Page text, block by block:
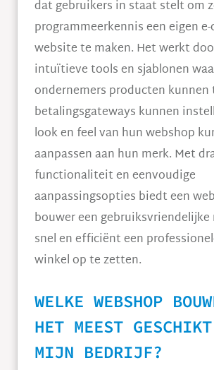
dat gebruikers in staat stelt om
programmeerkennis een eigen
website te maken. Het werkt
intuïtieve tools en sjablonen
ondernemers producten kunnen
betalingsgateways kunnen
look en feel van hun webshop
aanpassen aan hun merk. Met
functionaliteit en eenvoudige
aanpassingsopties biedt een
bouwer een
snel en efficiënt een
winkel op te zetten.
WELKE WEBSHOP
HET MEEST
MIJN BEDRIJF?